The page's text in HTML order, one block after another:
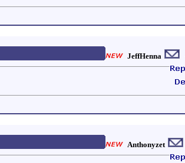
JeffHenna
Anthonyzet